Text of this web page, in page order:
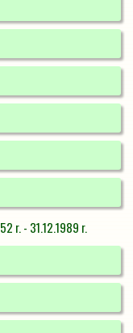
r. - 31.12.1989 r.